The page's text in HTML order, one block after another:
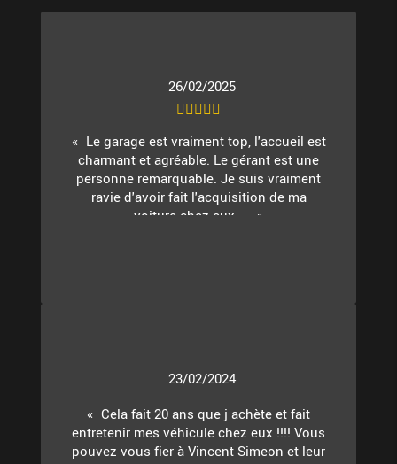
26/02/2025
Le garage est vraiment top, l'accueil est
charmant et agréable. Le gérant est une
personne remarquable. Je suis vraiment
ravie d'avoir fait l'acquisition de ma
voiture chez eux. ...
23/02/2024
Cela fait 20 ans que j achète et fait
entretenir mes véhicule chez eux !!!! Vous
pouvez vous fier à Vincent Simeon et leur